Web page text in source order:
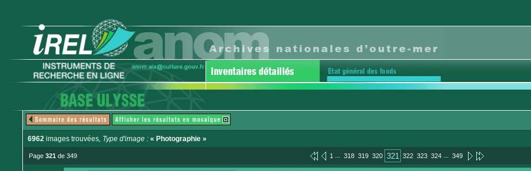
6962 images trouvées, Type d'image : « Photographie »
Page 321 de 349 1 ... 318 319 320 321 322 323 324 ... 349